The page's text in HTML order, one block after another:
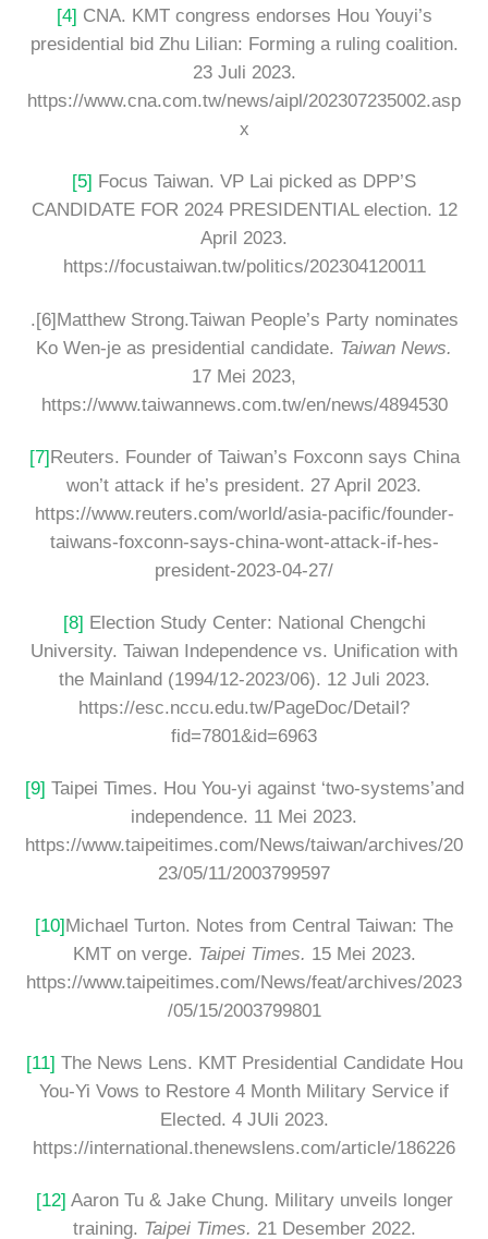
[4] CNA. KMT congress endorses Hou Youyi’s
presidential bid Zhu Lilian: Forming a ruling coalition.
23 Juli 2023.
https://www.cna.com.tw/news/aipl/202307235002.asp
x
[5] Focus Taiwan. VP Lai picked as DPP’S
CANDIDATE FOR 2024 PRESIDENTIAL election. 12
April 2023.
https://focustaiwan.tw/politics/202304120011
.[6]Matthew Strong.Taiwan People’s Party nominates
Ko Wen-je as presidential candidate. Taiwan News.
17 Mei 2023,
https://www.taiwannews.com.tw/en/news/4894530
[7]Reuters. Founder of Taiwan’s Foxconn says China
won’t attack if he’s president. 27 April 2023.
https://www.reuters.com/world/asia-pacific/founder-
taiwans-foxconn-says-china-wont-attack-if-hes-
president-2023-04-27/
[8] Election Study Center: National Chengchi
University. Taiwan Independence vs. Unification with
the Mainland (1994/12-2023/06). 12 Juli 2023.
https://esc.nccu.edu.tw/PageDoc/Detail?
fid=7801&id=6963
[9] Taipei Times. Hou You-yi against ‘two-systems’and
independence. 11 Mei 2023.
https://www.taipeitimes.com/News/taiwan/archives/20
23/05/11/2003799597
[10]Michael Turton. Notes from Central Taiwan: The
KMT on verge. Taipei Times. 15 Mei 2023.
https://www.taipeitimes.com/News/feat/archives/2023
/05/15/2003799801
[11] The News Lens. KMT Presidential Candidate Hou
You-Yi Vows to Restore 4 Month Military Service if
Elected. 4 JUli 2023.
https://international.thenewslens.com/article/186226
[12] Aaron Tu & Jake Chung. Military unveils longer
training. Taipei Times. 21 Desember 2022.